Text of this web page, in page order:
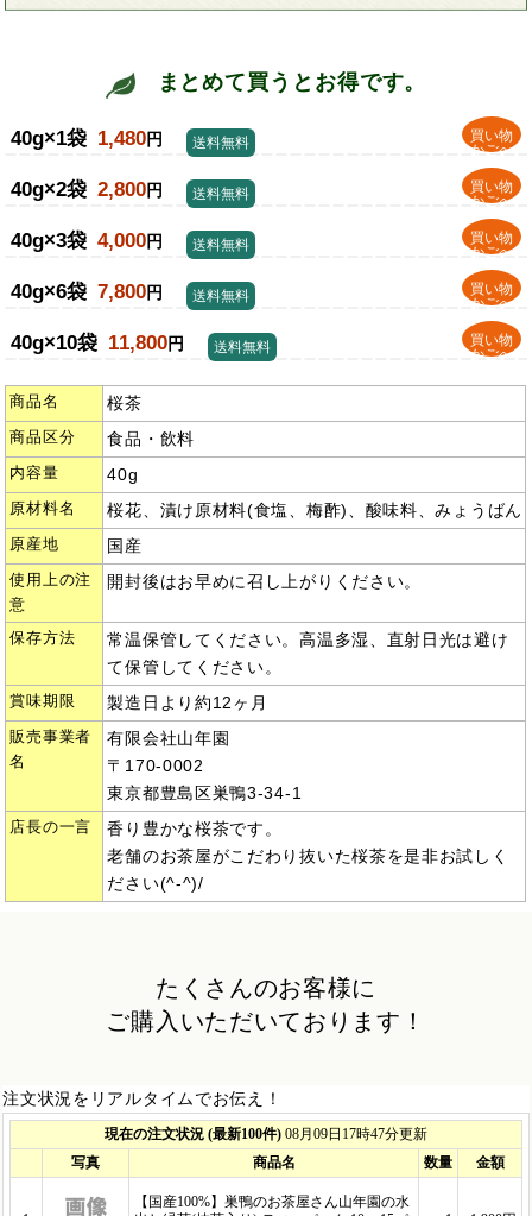
まとめて買うとお得です。
40g×1袋 1,480円
買い物
かごへ
送料無料
40g×2袋 2,800円
買い物
かごへ
送料無料
40g×3袋 4,000円
買い物
かごへ
送料無料
40g×6袋 7,800円
買い物
かごへ
送料無料
40g×10袋 11,800円
買い物
かごへ
送料無料
商品名 桜茶
商品区分 食品・飲料
内容量 40g
原材料名 桜花、漬け原材料(食塩、梅酢)、酸味料、みょうばん
原産地 国産
使用上の注
意
開封後はお早めに召し上がりください。
保存方法
常温保管してください。高温多湿、直射日光は避け
て保管してください。
賞味期限 製造日より約12ヶ月
販売事業者
名
有限会社山年園
〒170-0002
東京都豊島区巣鴨3-34-1
店長の一言
香り豊かな桜茶です。
老舗のお茶屋がこだわり抜いた桜茶を是非お試しく
ださい(^-^)/
たくさんのお客様に
ご購入いただいております！
注文状況をリアルタイムでお伝え！